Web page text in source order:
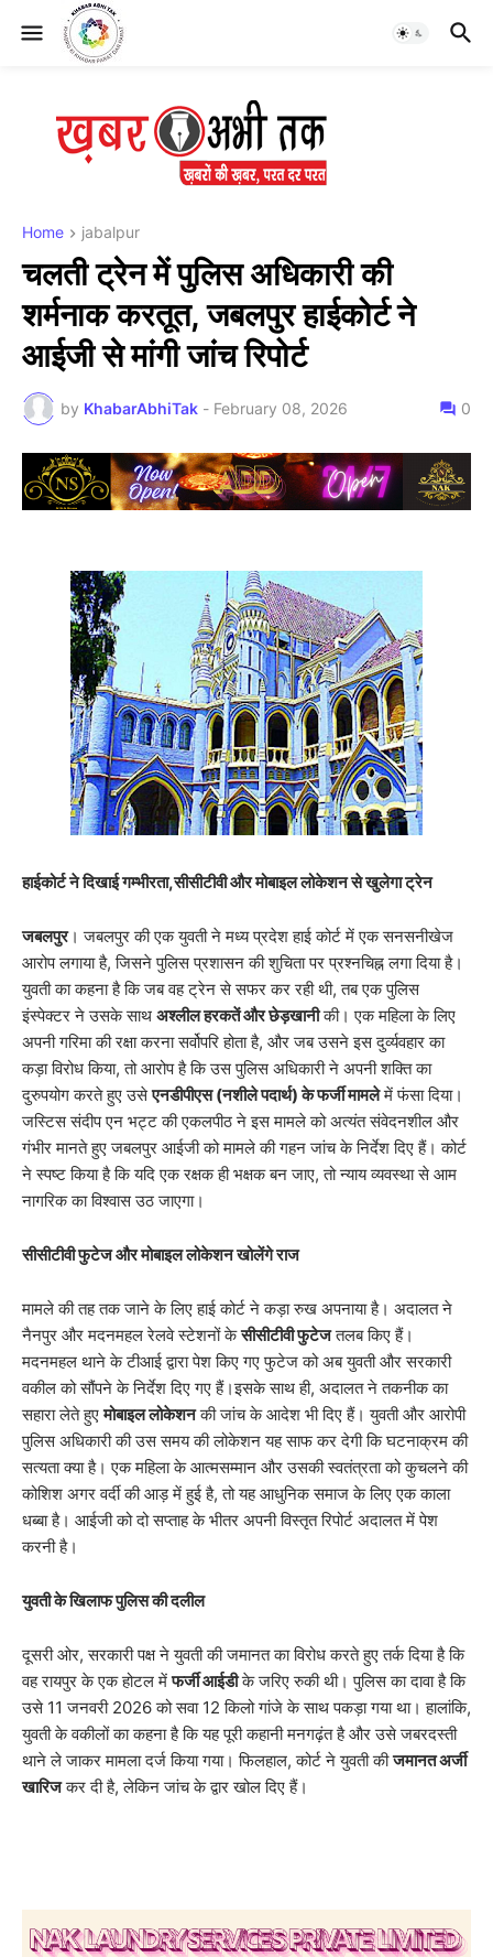
Home jabalpur
चलती ट्रेन में पुलिस अधिकारी की
शर्मनाक करतूत, जबलपुर हाईकोर्ट ने
आईजी से मांगी जांच रिपोर्ट
by KhabarAbhiTak - February 08, 2026 0
हाईकोर्ट ने दिखाई गम्भीरता,सीसीटीवी और मोबाइल लोकेशन से खुलेगा ट्रेन
जबलपुर। जबलपुर की एक युवती ने मध्य प्रदेश हाई कोर्ट में एक सनसनीखेज
आरोप लगाया है, जिसने पुलिस प्रशासन की शुचिता पर प्रश्नचिह्न लगा दिया है।
युवती का कहना है कि जब वह ट्रेन से सफर कर रही थी, तब एक पुलिस
इंस्पेक्टर ने उसके साथ अश्लील हरकतें और छेड़खानीकी। एक महिला के लिए
अपनी गरिमा की रक्षा करना सर्वोपरि होता है, और जब उसने इस दुर्व्यवहार का
कड़ा विरोध किया, तो आरोप है कि उस पुलिस अधिकारी ने अपनी शक्ति का
दुरुपयोग करते हुए उसेएनडीपीएस (नशीले पदार्थ) के फर्जी मामलेमें फंसा दिया।
जस्टिस संदीप एन भट्ट की एकलपीठ ने इस मामले को अत्यंत संवेदनशील और
गंभीर मानते हुए जबलपुर आईजी को मामले की गहन जांच के निर्देश दिए हैं। कोर्ट
ने स्पष्ट किया है कि यदि एक रक्षक ही भक्षक बन जाए, तो न्याय व्यवस्था से आम
नागरिक का विश्वास उठ जाएगा।
सीसीटीवी फुटेज और मोबाइल लोकेशन खोलेंगे राज
​मामले की तह तक जाने के लिए हाई कोर्ट ने कड़ा रुख अपनाया है। अदालत ने
नैनपुर और मदनमहल रेलवे स्टेशनों केसीसीटीवी फुटेजतलब किए हैं।
मदनमहल थाने के टीआई द्वारा पेश किए गए फुटेज को अब युवती और सरकारी
वकील को सौंपने के निर्देश दिए गए हैं।इसके साथ ही, अदालत ने तकनीक का
सहारा लेते हुएमोबाइल लोकेशनकी जांच के आदेश भी दिए हैं। युवती और आरोपी
पुलिस अधिकारी की उस समय की लोकेशन यह साफ कर देगी कि घटनाक्रम की
सत्यता क्या है। एक महिला के आत्मसम्मान और उसकी स्वतंत्रता को कुचलने की
कोशिश अगर वर्दी की आड़ में हुई है, तो यह आधुनिक समाज के लिए एक काला
धब्बा है। आईजी को दो सप्ताह के भीतर अपनी विस्तृत रिपोर्ट अदालत में पेश
करनी है।
युवती के खिलाफ पुलिस की दलील
​दूसरी ओर, सरकारी पक्ष ने युवती की जमानत का विरोध करते हुए तर्क दिया है कि
वह रायपुर के एक होटल मेंफर्जी आईडीके जरिए रुकी थी। पुलिस का दावा है कि
उसे 11 जनवरी 2026 को सवा 12 किलो गांजे के साथ पकड़ा गया था। हालांकि,
युवती के वकीलों का कहना है कि यह पूरी कहानी मनगढ़ंत है और उसे जबरदस्ती
थाने ले जाकर मामला दर्ज किया गया। फिलहाल, कोर्ट ने युवती कीजमानत अर्जी
खारिजकर दी है, लेकिन जांच के द्वार खोल दिए हैं।